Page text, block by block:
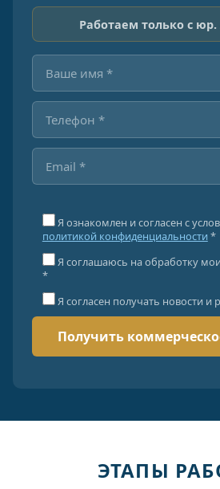
Работаем только с
Я ознакомлен и согласен с
политикой конфиденциальности *
Я соглашаюсь на обработку
*
Я согласен получать новости и
ЭТАПЫ